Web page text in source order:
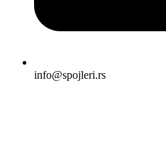
info@spojleri.rs